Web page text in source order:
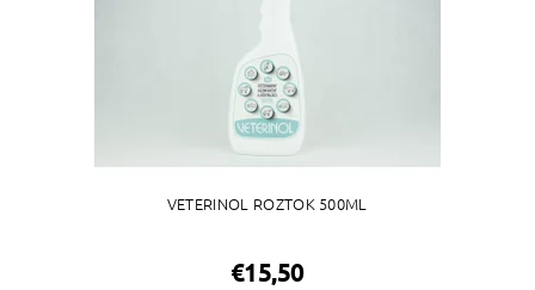
VETERINOL ROZTOK 500ML
€15,50